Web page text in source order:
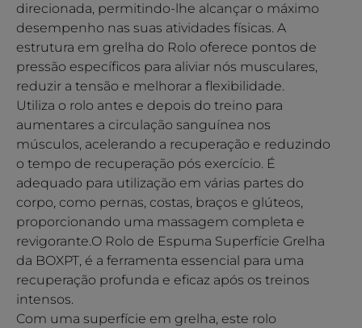
direcionada, permitindo-lhe alcançar o máximo
desempenho nas suas atividades físicas. A
estrutura em grelha do Rolo oferece pontos de
pressão específicos para aliviar nós musculares,
reduzir a tensão e melhorar a flexibilidade.
Utiliza o rolo antes e depois do treino para
aumentares a circulação sanguínea nos
músculos, acelerando a recuperação e reduzindo
o tempo de recuperação pós exercício. É
adequado para utilização em várias partes do
corpo, como pernas, costas, braços e glúteos,
proporcionando uma massagem completa e
revigorante.O Rolo de Espuma Superfície Grelha
da BOXPT, é a ferramenta essencial para uma
recuperação profunda e eficaz após os treinos
intensos.
Com uma superfície em grelha, este rolo